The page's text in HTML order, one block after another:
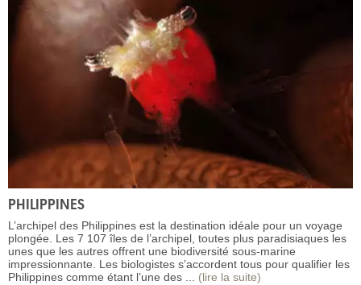
PHILIPPINES
L’archipel des Philippines est la destination idéale pour un voyage
plongée. Les 7 107 îles de l’archipel, toutes plus paradisiaques les
unes que les autres offrent une biodiversité sous-marine
impressionnante. Les biologistes s’accordent tous pour qualifier les
Philippines comme étant l’une des ... (lire la suite)